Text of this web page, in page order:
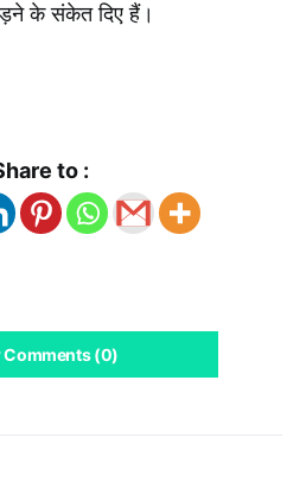
के संकेत दिए हैं।
to :
Comments (0)